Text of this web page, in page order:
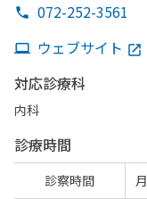
072-252-3561
ウェブサイト
対応診療科
内科
診療時間
診察時間 月